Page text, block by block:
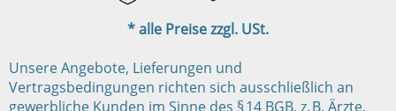
* alle Preise zzgl. USt.
Unsere Angebote, Lieferungen und
Vertragsbedingungen richten sich ausschließlich an
gewerbliche Kunden im Sinne des § 14 BGB, z. B. Ärzte,